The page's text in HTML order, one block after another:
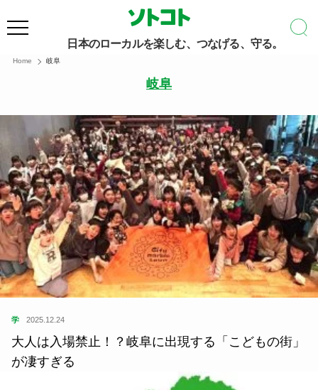
日本のローカルを楽しむ、つなげる、守る。
Home 岐阜
岐阜
学 2025.12.24
大人は入場禁止！？岐阜に出現する「こどもの街」
が凄すぎる